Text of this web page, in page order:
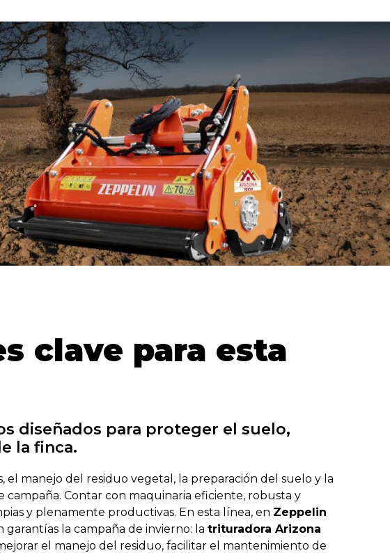
clave para esta
diseñados para proteger el suelo,
la finca.
el manejo del residuo vegetal, la preparación del suelo y la
Contar con maquinaria eficiente, robusta y
y plenamente productivas. En esta línea, en Zeppelin
la campaña de invierno: la trituradora Arizona
el manejo del residuo, facilitar el mantenimiento de